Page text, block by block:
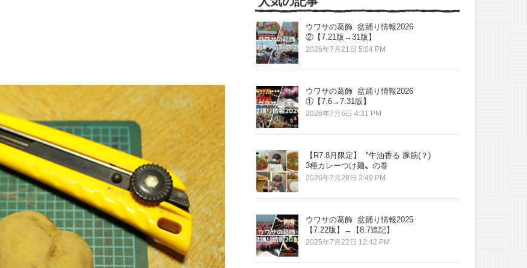
ウワサの葛飾 盆踊り情報2026
②【7.21版→31版】
2026年7月21日 5:04 PM
ウワサの葛飾 盆踊り情報2026
①【7.6→7.31版】
2026年7月6日 4:31 PM
【R7.8月限定】〝牛油香る 豚筋(？)
3種カレーつけ麺〟の巻
2026年7月28日 2:49 PM
ウワサの葛飾 盆踊り情報2025
【7.22版】→【8.7追記】
2025年7月22日 12:42 PM